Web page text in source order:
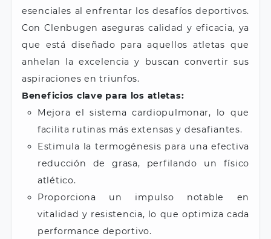
esenciales al enfrentar los desafíos deportivos.
Con Clenbugen aseguras calidad y eficacia, ya
que está diseñado para aquellos atletas que
anhelan la excelencia y buscan convertir sus
aspiraciones en triunfos.
Beneficios clave para los atletas:
Mejora el sistema cardiopulmonar, lo que
facilita rutinas más extensas y desafiantes.
Estimula la termogénesis para una efectiva
reducción de grasa, perfilando un físico
atlético.
Proporciona un impulso notable en
vitalidad y resistencia, lo que optimiza cada
performance deportivo.